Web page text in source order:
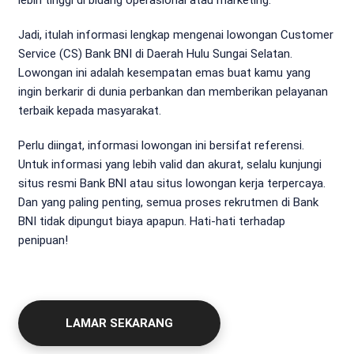
Jadi, itulah informasi lengkap mengenai lowongan Customer
Service (CS) Bank BNI di Daerah Hulu Sungai Selatan.
Lowongan ini adalah kesempatan emas buat kamu yang
ingin berkarir di dunia perbankan dan memberikan pelayanan
terbaik kepada masyarakat.
Perlu diingat, informasi lowongan ini bersifat referensi.
Untuk informasi yang lebih valid dan akurat, selalu kunjungi
situs resmi Bank BNI atau situs lowongan kerja terpercaya.
Dan yang paling penting, semua proses rekrutmen di Bank
BNI tidak dipungut biaya apapun. Hati-hati terhadap
penipuan!
LAMAR SEKARANG